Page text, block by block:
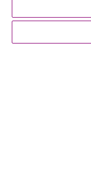
Kundservice